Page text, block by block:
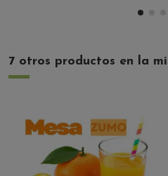
7 otros productos en la